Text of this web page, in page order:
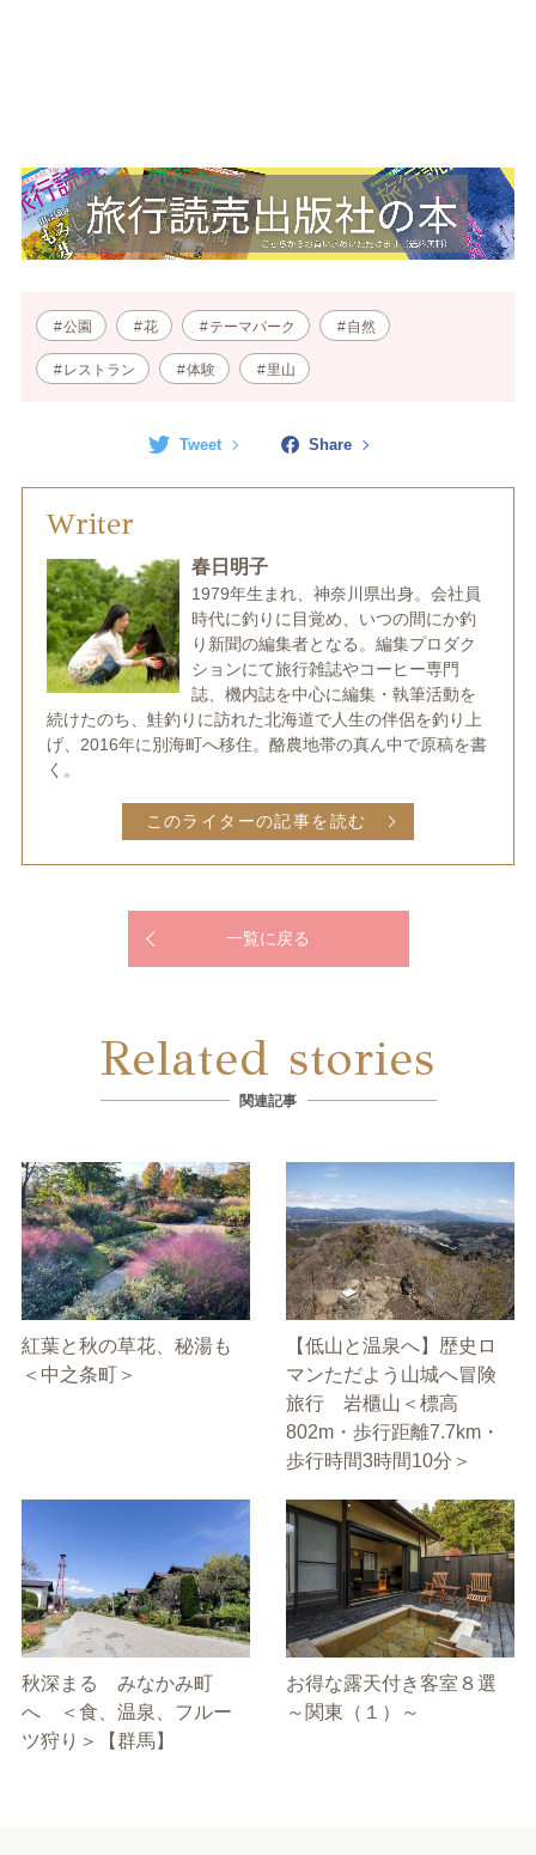
公園 花 テーマパーク 自然
レストラン 体験 里山
Tweet Share
Writer
春日明子
1979年生まれ、神奈川県出身。会社員
時代に釣りに目覚め、いつの間にか釣
り新聞の編集者となる。編集プロダク
ションにて旅行雑誌やコーヒー専門
誌、機内誌を中心に編集・執筆活動を
続けたのち、鮭釣りに訪れた北海道で人生の伴侶を釣り上
げ、2016年に別海町へ移住。酪農地帯の真ん中で原稿を書
く。
このライターの記事を読む
一覧に戻る
Related stories
関連記事
紅葉と秋の草花、秘湯も
＜中之条町＞
【低山と温泉へ】歴史ロ
マンただよう山城へ冒険
旅行 岩櫃山＜標高
802m・歩行距離7.7km・
歩行時間3時間10分＞
秋深まる みなかみ町
へ ＜食、温泉、フルー
ツ狩り＞【群馬】
お得な露天付き客室８選
～関東（１）～